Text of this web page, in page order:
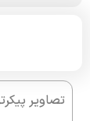
تصاویر